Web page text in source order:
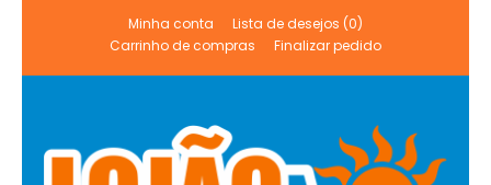
Minha conta
Lista de desejos (0)
Carrinho de compras
Finalizar pedido